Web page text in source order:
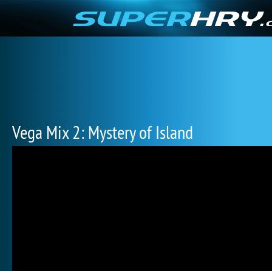
Vega Mix 2: Mystery of Island